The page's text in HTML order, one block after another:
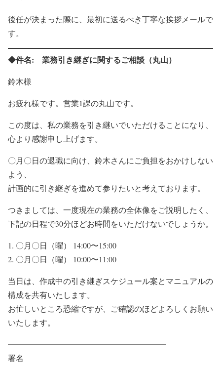
後任が決まった際に、最初に送るべき丁寧な挨拶メールで
す。
◆件名: 業務引き継ぎに関するご相談（丸山）
鈴木様
お疲れ様です。営業1課の丸山です。
この度は、私の業務を引き継いでいただけることになり、
心より感謝申し上げます。
〇月〇日の退職に向け、鈴木さんにご負担をおかけしない
よう、
計画的に引き継ぎを進めて参りたいと考えております。
つきましては、一度現在の業務の全体像をご説明したく、
下記の日程で30分ほどお時間をいただけないでしょうか。
〇月〇日（曜） 14:00〜15:00
〇月〇日（曜） 10:00〜11:00
当日は、作成中の引き継ぎスケジュール案とマニュアルの
構成を共有いたします。
お忙しいところ恐縮ですが、ご確認のほどよろしくお願い
いたします。
━━━━━━━━━━━━━━━━━━━━
署名